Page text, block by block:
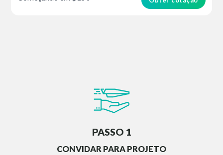
PASSO 1
CONVIDAR PARA PROJETO